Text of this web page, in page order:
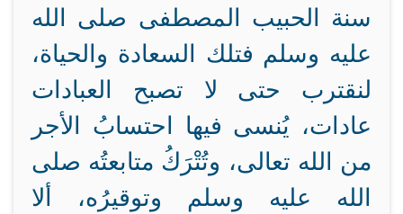
سنة الحبيب المصطفى صلى الله
عليه وسلم فتلك السعادة والحياة،
لنقترب حتى لا تصبح العبادات
عادات، يُنسى فيها احتسابُ الأجر
من الله تعالى، وتُتْرَكُ متابعتُه صلى
الله عليه وسلم وتوقيرُه، ألا